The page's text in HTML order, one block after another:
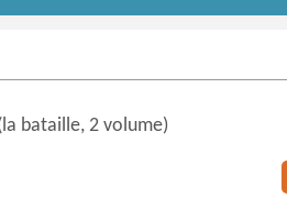
bataille, 2 volume)